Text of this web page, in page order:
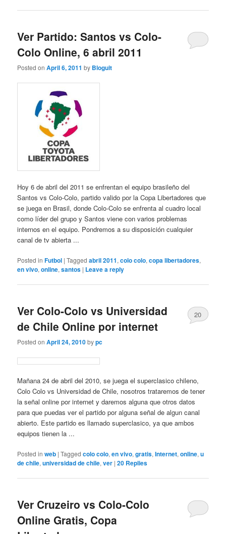
Ver Partido: Santos vs Colo-
Colo Online, 6 abril 2011
Posted onApril 6, 2011 by Bloguit
Hoy 6 de abril del 2011 se enfrentan el equipo brasileño del
Santos vs Colo-Colo, partido valido por la Copa Libertadores que
se juega en Brasil, donde Colo-Colo se enfrenta al cuadro local
como líder del grupo y Santos viene con varios problemas
internos en el equipo. Pondremos a su disposición cualquier
canal de tv abierta ...
Posted in Futbol |Tagged abril 2011,colo colo,copa libertadores,
en vivo,online,santos | Leave a reply
Ver Colo-Colo vs Universidad
de Chile Online por internet
Posted onApril 24, 2010bypc
20
Mañana 24 de abril del 2010, se juega el superclasico chileno,
Colo Colo vs Universidad de Chile, nosotros trataremos de tener
la señal online por internet y daremos alguna que otros datos
para que puedas ver el partido por alguna señal de algun canal
abierto. Este partido es llamado superclasico, ya que ambos
equipos tienen la ...
Posted in web |Tagged colo colo,en vivo,gratis,Internet,online,u
de chile,universidad de chile,ver |20 Replies
Ver Cruzeiro vs Colo-Colo
Online Gratis, Copa